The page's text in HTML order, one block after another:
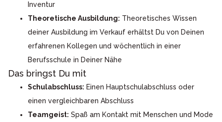
Inventur
Theoretische Ausbildung: Theoretisches Wissen
deiner Ausbildung im Verkauf erhältst Du von Deinen
erfahrenen Kollegen und wöchentlich in einer
Berufsschule in Deiner Nähe
Das bringst Du mit
Schulabschluss: Einen Hauptschulabschluss oder
einen vergleichbaren Abschluss
Teamgeist: Spaß am Kontakt mit Menschen und Mode